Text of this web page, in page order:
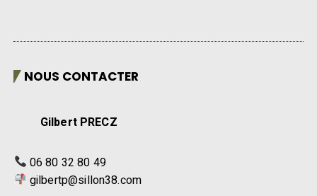
NOUS CONTACTER
Gilbert PRECZ
06 80 32 80 49
gilbertp@sillon38.com